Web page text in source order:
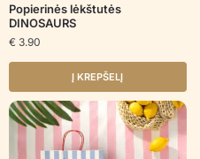
Popierinės lėkštutės
DINOSAURS
€ 3.90
Į KREPŠELĮ